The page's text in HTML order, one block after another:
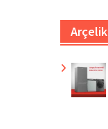
Arçelik